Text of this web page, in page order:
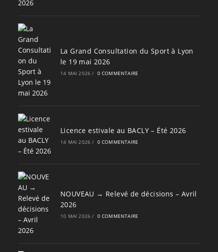
La Grand Consultation du Sport à Lyon
le 19 mai 2026
14 MAI 2026 / 0 COMMENTAIRE
Licence estivale au BACLY – Été 2026
14 MAI 2026 / 0 COMMENTAIRE
NOUVEAU → Relevé de décisions – Avril
2026
10 MAI 2026 / 0 COMMENTAIRE